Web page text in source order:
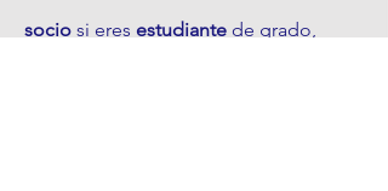
socio si eres estudiante de grado,